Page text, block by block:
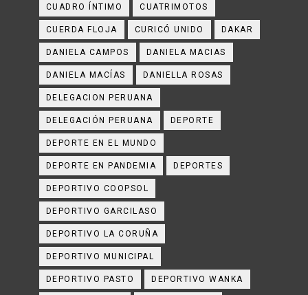
CUADRO ÍNTIMO CUATRIMOTOS
CUERDA FLOJA CURICÓ UNIDO DAKAR
DANIELA CAMPOS DANIELA MACIAS
DANIELA MACÍAS DANIELLA ROSAS
DELEGACION PERUANA
DELEGACIÓN PERUANA DEPORTE
DEPORTE EN EL MUNDO
DEPORTE EN PANDEMIA DEPORTES
DEPORTIVO COOPSOL
DEPORTIVO GARCILASO
DEPORTIVO LA CORUÑA
DEPORTIVO MUNICIPAL
DEPORTIVO PASTO DEPORTIVO WANKA